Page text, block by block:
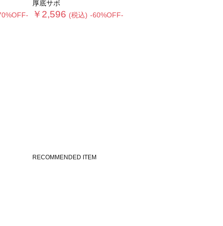
厚底サボ
￥2,596 (税込) -60%OFF-